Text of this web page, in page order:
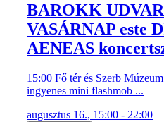
BAROKK
VASÁRNAP este
AENEAS
15:00 Fő tér és Szerb
ingyenes mini flashmob ...
augusztus 16., 15:00 - 22:00